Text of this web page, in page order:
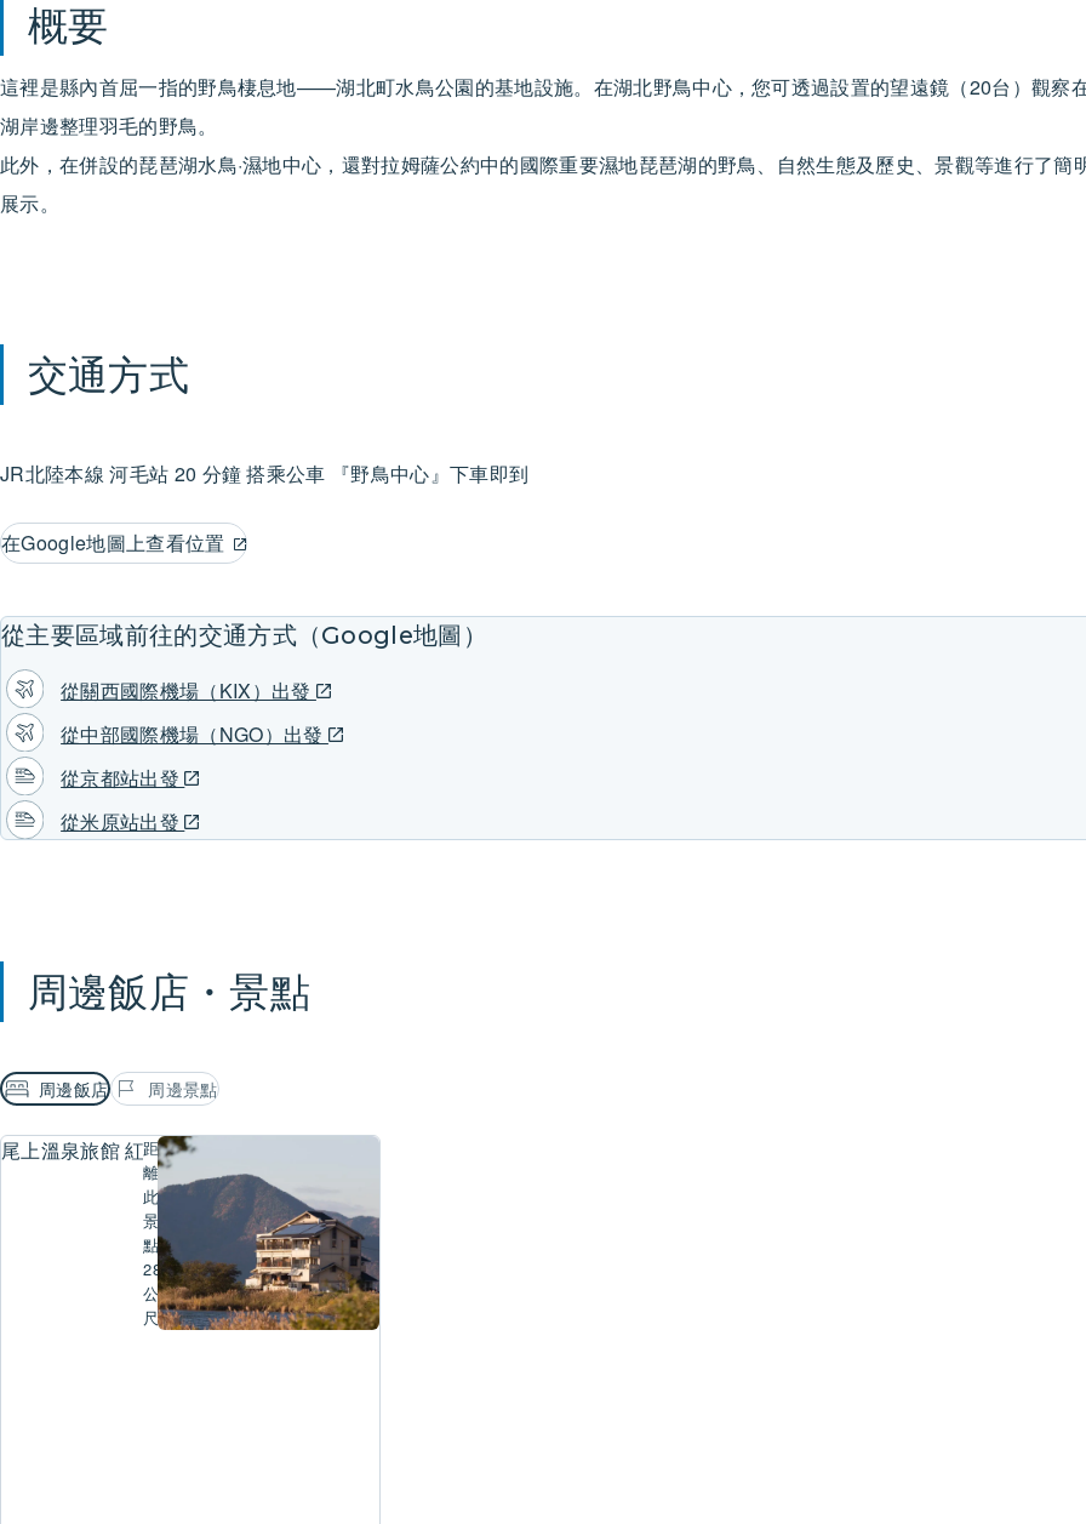
概要
這裡是縣內首屈一指的野鳥棲息地——湖北町水鳥公園的基地設施。在湖北野鳥中心，您可透過設置的望遠鏡（20台）觀察
湖岸邊整理羽毛的野鳥。
此外，在併設的琵琶湖水鳥·濕地中心，還對拉姆薩公約中的國際重要濕地琵琶湖的野鳥、自然生態及歷史、景觀等進行了簡
展示。
交通方式
JR北陸本線 河毛站 20 分鐘 搭乘公車 『野鳥中心』下車即到
在Google地圖上查看位置
從主要區域前往的交通方式（Google地圖）
從關西國際機場（KIX）出發
從中部國際機場（NGO）出發
從京都站出發
從米原站出發
周邊飯店・景點
周邊飯店 周邊景點
尾上溫泉旅館 紅鮎
距
離
此
景
點
289
公
尺